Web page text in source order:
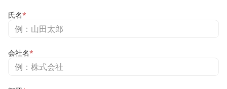
氏名*
会社名*